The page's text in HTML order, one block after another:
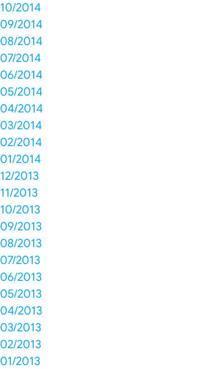
10/2014
09/2014
08/2014
07/2014
06/2014
05/2014
04/2014
03/2014
02/2014
01/2014
12/2013
11/2013
10/2013
09/2013
08/2013
07/2013
06/2013
05/2013
04/2013
03/2013
02/2013
01/2013